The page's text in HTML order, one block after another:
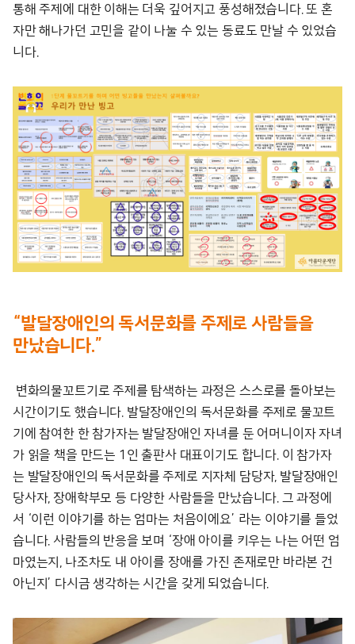
통해 주제에 대한 이해는 더욱 깊어지고 풍성해졌습니다. 또 혼
자만 해나가던 고민을 같이 나눌 수 있는 동료도 만날 수 있었습
니다.
“발달장애인의 독서문화를 주제로 사람들을
만났습니다.”
변화의물꼬트기로 주제를 탐색하는 과정은 스스로를 돌아보는
시간이기도 했습니다. 발달장애인의 독서문화를 주제로 물꼬트
기에 참여한 한 참가자는 발달장애인 자녀를 둔 어머니이자 자녀
가 읽을 책을 만드는 1인 출판사 대표이기도 합니다. 이 참가자
는 발달장애인의 독서문화를 주제로 지자체 담당자, 발달장애인
당사자, 장애학부모 등 다양한 사람들을 만났습니다. 그 과정에
서 ‘이런 이야기를 하는 엄마는 처음이에요’ 라는 이야기를 들었
습니다. 사람들의 반응을 보며 ‘장애 아이를 키우는 나는 어떤 엄
마였는지, 나조차도 내 아이를 장애를 가진 존재로만 바라본 건
아닌지’ 다시금 생각하는 시간을 갖게 되었습니다.